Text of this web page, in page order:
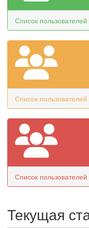
Список
Список
Список
Текущая